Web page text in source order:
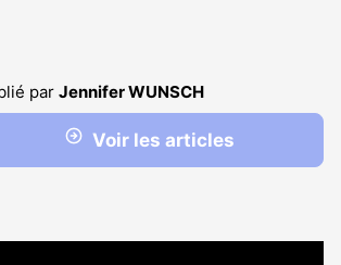
par Jennifer WUNSCH
Voir les articles